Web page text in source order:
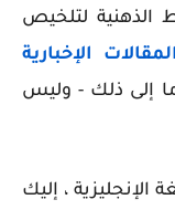
الذهنية لتلخيص
المقالات الإخبارية
إلى ذلك - وليس
، إليك